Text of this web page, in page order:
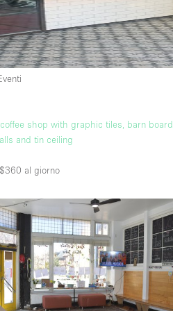
shop with graphic tiles, barn board
and tin ceiling
al giorno